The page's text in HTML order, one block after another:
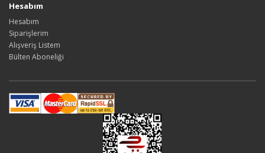
Hesabım
Hesabım
Siparişlerim
Alışveriş Listem
Bülten Aboneliği